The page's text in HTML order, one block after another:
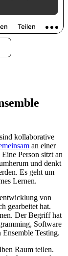
kollaborative
an einer
Person sitzt an
und denkt
Es geht um
Lernen.
von
gearbeitet hat.
Der Begriff hat
Software
Testing.
Raum teilen.